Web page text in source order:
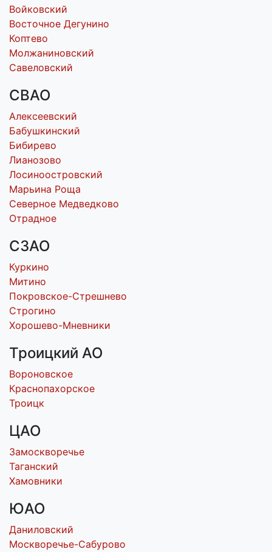
Войковский
Восточное Дегунино
Коптево
Молжаниновский
Савеловский
СВАО
Алексеевский
Бабушкинский
Бибирево
Лианозово
Лосиноостровский
Марьина Роща
Северное Медведково
Отрадное
СЗАО
Куркино
Митино
Покровское-Стрешнево
Строгино
Хорошево-Мневники
Троицкий АО
Вороновское
Краснопахорское
Троицк
ЦАО
Замоскворечье
Таганский
Хамовники
ЮАО
Даниловский
Москворечье-Сабурово